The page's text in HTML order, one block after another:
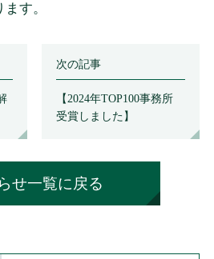
す。
次の記事
【2024年TOP100事務所
受賞しました】
せ一覧に戻る